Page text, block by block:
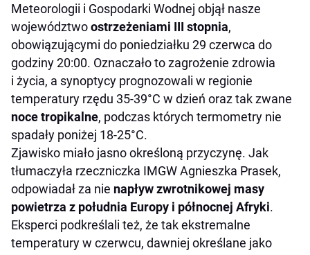
Meteorologii i Gospodarki Wodnej objął nasze
województwoostrzeżeniami III stopnia,
obowiązującymi do poniedziałku 29 czerwca do
godziny 20:00. Oznaczało to zagrożenie zdrowia
i życia, a synoptycy prognozowali w regionie
temperatury rzędu 35-39°C w dzień oraz tak zwane
noce tropikalne, podczas których termometry nie
spadały poniżej 18-25°C.
Zjawisko miało jasno określoną przyczynę. Jak
tłumaczyła rzeczniczka IMGW Agnieszka Prasek,
odpowiadał za nie napływ zwrotnikowej masy
powietrza z południa Europy i północnej Afryki.
Eksperci podkreślali też, że tak ekstremalne
temperatury w czerwcu, dawniej określane jako